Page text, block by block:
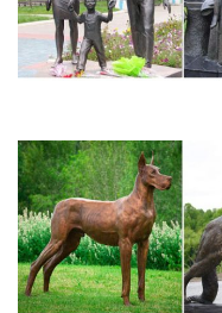
Собака" 55 г. оптом, по
Порядок возврата
вопросы. Акции и скидки.
…Книги и журналы
инструменты Охота и
Собаки Кошки Птицы
Чувашия — Города —
Канаш Козловка
Фигурки символ года